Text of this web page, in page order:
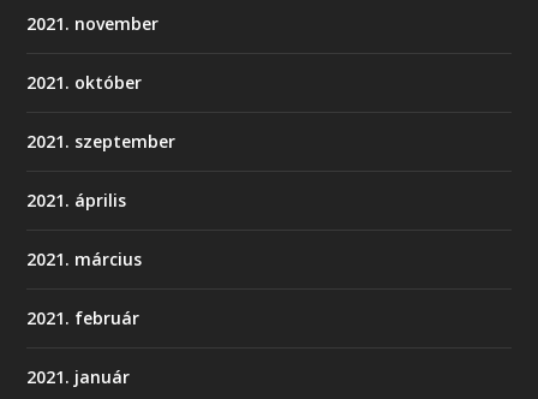
2021. november
2021. október
2021. szeptember
2021. április
2021. március
2021. február
2021. január